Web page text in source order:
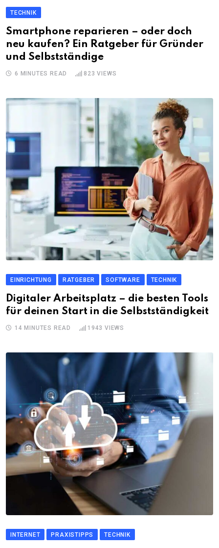
TECHNIK
Smartphone reparieren – oder doch
neu kaufen? Ein Ratgeber für Gründer
und Selbstständige
6 MINUTES READ 823 VIEWS
EINRICHTUNG RATGEBER SOFTWARE TECHNIK
Digitaler Arbeitsplatz – die besten Tools
für deinen Start in die Selbstständigkeit
14 MINUTES READ 1943 VIEWS
INTERNET PRAXISTIPPS TECHNIK